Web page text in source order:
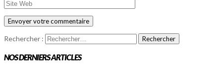
Rechercher :
NOS DERNIERS ARTICLES